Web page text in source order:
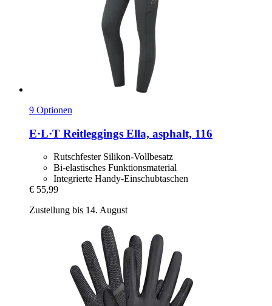
9 Optionen
E·L·T Reitleggings Ella, asphalt, 116
Rutschfester Silikon-Vollbesatz
Bi-elastisches Funktionsmaterial
Integrierte Handy-Einschubtaschen
€ 55,99
Zustellung bis 14. August